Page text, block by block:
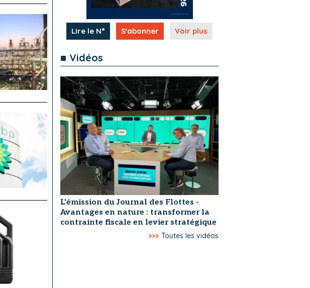
Lire le N° S'abonner Voir plus
■ Vidéos
L'émission du Journal des Flottes -
Avantages en nature : transformer la
contrainte fiscale en levier stratégique
>>> Toutes les vidéos